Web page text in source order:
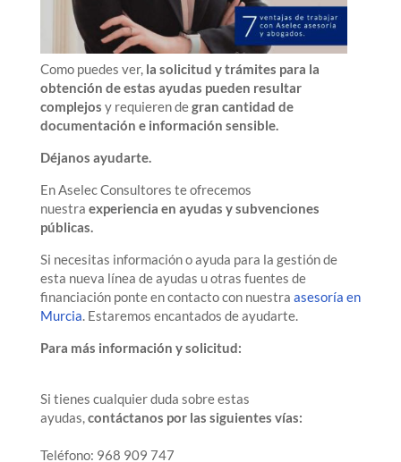
Como puedes ver, la solicitud y trámites para la
obtención de estas ayudas pueden resultar
complejos y requieren degran cantidad de
documentación e información sensible.
Déjanos ayudarte.
En Aselec Consultores te ofrecemos
nuestra experiencia en ayudas y subvenciones
públicas.
Si necesitas información o ayuda para la gestión de
esta nueva línea de ayudas u otras fuentes de
financiación ponte en contacto con nuestra asesoría en
Murcia. Estaremos encantados de ayudarte.
Para más información y solicitud:
Si tienes cualquier duda sobre estas
ayudas,contáctanos por las siguientes vías:
Teléfono: 968 909 747